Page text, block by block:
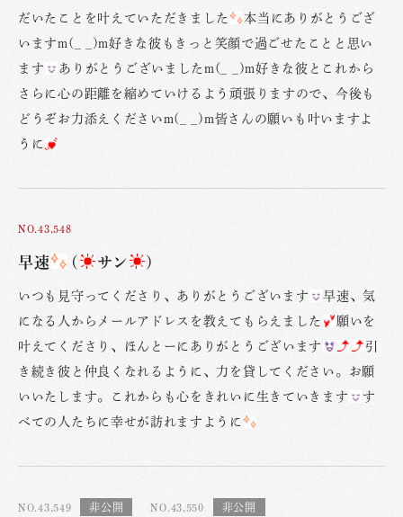
だいたことを叶えていただきました
本当にありがとうござ
いますm(_ _)m好きな彼もきっと笑顔で過ごせたことと思い
ます
ありがとうございましたm(_ _)m好きな彼とこれから
さらに心の距離を縮めていけるよう頑張りますので、今後も
どうぞお力添えくださいm(_ _)m皆さんの願いも叶いますよ
うに
NO.43,548
早速 ( サン )
いつも見守ってくださり、ありがとうございます
早速、気
になる人からメールアドレスを教えてもらえました
願いを
叶えてくださり、ほんとーにありがとうございます
引
き続き彼と仲良くなれるように、力を貸してください。お願
いいたします。これからも心をきれいに生きていきます
す
べての人たちに幸せが訪れますように
NO.43,549 NO.43,550